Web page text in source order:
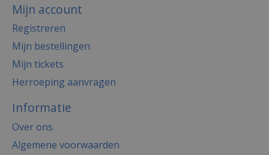
Mijn account
Registreren
Mijn bestellingen
Mijn tickets
Herroeping aanvragen
Informatie
Over ons
Algemene voorwaarden